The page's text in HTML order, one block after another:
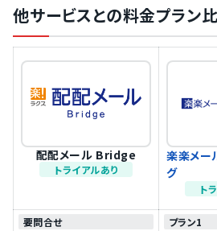
他サービスとの料金プラン
配配メール Bridge
トライアルあり
楽楽メー
グ
ト
要問合せ プラン1